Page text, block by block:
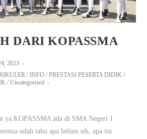
DARI KOPASSMA
2023
/ INFO / PRESTASI PESERTA DIDIK /
/ Uncategorized
ya KOPASSMA ada di SMA Negeri 1
udah tahu apa belum sih, apa itu